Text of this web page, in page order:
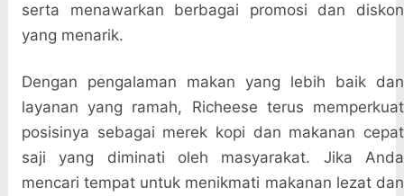
serta menawarkan berbagai promosi dan diskon
yang menarik.
Dengan pengalaman makan yang lebih baik dan
layanan yang ramah, Richeese terus memperkuat
posisinya sebagai merek kopi dan makanan cepat
saji yang diminati oleh masyarakat. Jika Anda
mencari tempat untuk menikmati makanan lezat dan